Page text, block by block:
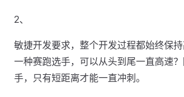
2、
敏捷开发要求，整个开发过程都始终保
一种赛跑选手，可以从头到尾一直高速
手，只有短距离才能一直冲刺。